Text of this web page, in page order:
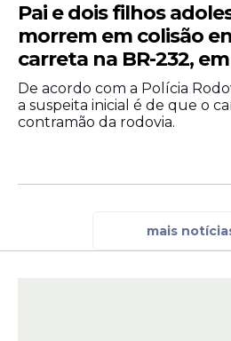
Pai e dois filhos
morrem em colisão
carreta na BR-232,
De acordo com a Polícia
a suspeita inicial é de que o
contramão da rodovia.
mais